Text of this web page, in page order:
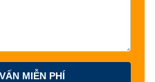
MIỄN PHÍ